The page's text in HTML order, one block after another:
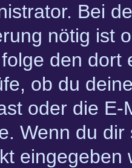
Bei
nötig ist
den dort
ob du
oder die
Wenn du